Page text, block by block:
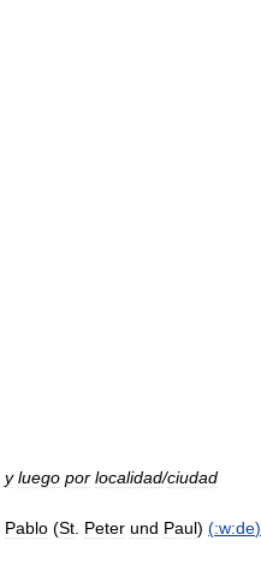
y luego por localidad/ciudad
Pablo (St Peter und Paul) (:w:de)